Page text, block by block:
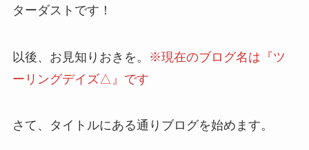
ターダストです！
以後、お見知りおきを。
※現在のブログ名は『ツ
ーリングデイズ△』です
さて、タイトルにある通りブログを始めます。